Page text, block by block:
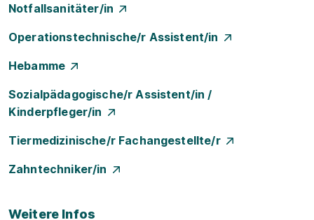
Notfallsanitäter/in
Operationstechnische/r Assistent/in
Hebamme
Sozialpädagogische/r Assistent/in /
Kinderpfleger/in
Tiermedizinische/r Fachangestellte/r
Zahntechniker/in
Weitere Infos